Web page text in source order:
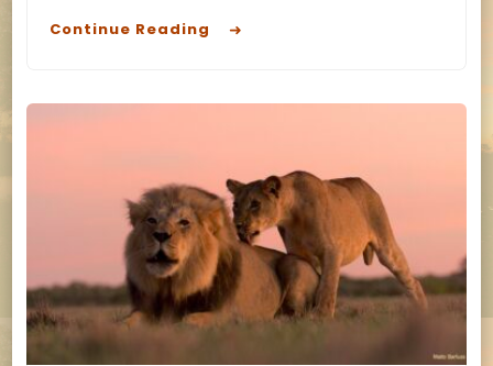
Continue Reading